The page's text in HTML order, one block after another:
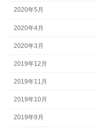
2020年5月
2020年4月
2020年3月
2019年12月
2019年11月
2019年10月
2019年9月